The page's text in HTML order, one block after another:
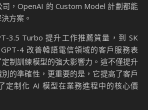
，OpenAI 的 Custom Model 計劃都能
方案。
3.5 Turbo 提升工作推薦質量，到 SK
4 改善韓語電信領域的客戶服務表
制訓練模型的強大影響力。這不僅提升
的準確性，更重要的是，它提高了客戶
定制化 AI 模型在業務進程中的核心價